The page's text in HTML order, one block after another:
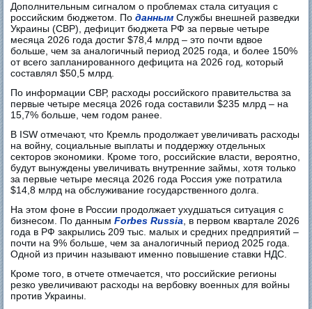
Дополнительным сигналом о проблемах стала ситуация с
российским бюджетом. Поданным Службы внешней разведки
Украины (СВР), дефицит бюджета РФ за первые четыре
месяца 2026 года достиг $78,4 млрд – это почти вдвое
больше, чем за аналогичный период 2025 года, и более 150%
от всего запланированного дефицита на 2026 год, который
составлял $50,5 млрд.
По информации СВР, расходы российского правительства за
первые четыре месяца 2026 года составили $235 млрд – на
15,7% больше, чем годом ранее.
В ISW отмечают, что Кремль продолжает увеличивать расходы
на войну, социальные выплаты и поддержку отдельных
секторов экономики. Кроме того, российские власти, вероятно,
будут вынуждены увеличивать внутренние займы, хотя только
за первые четыре месяца 2026 года Россия уже потратила
$14,8 млрд на обслуживание государственного долга.
На этом фоне в России продолжает ухудшаться ситуация с
бизнесом. По даннымForbes Russia, в первом квартале 2026
года в РФ закрылись 209 тыс. малых и средних предприятий –
почти на 9% больше, чем за аналогичный период 2025 года.
Одной из причин называют именно повышение ставки НДС.
Кроме того, в отчете отмечается, что российские регионы
резко увеличивают расходы на вербовку военных для войны
против Украины.